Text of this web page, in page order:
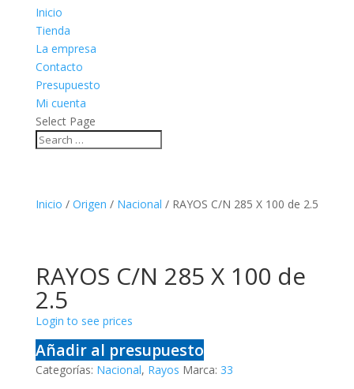
Inicio
Tienda
La empresa
Contacto
Presupuesto
Mi cuenta
Select Page
Inicio / Origen / Nacional / RAYOS C/N 285 X 100 de 2.5
RAYOS C/N 285 X 100 de
2.5
Login to see prices
Añadir al presupuesto
Categorías: Nacional, Rayos Marca: 33